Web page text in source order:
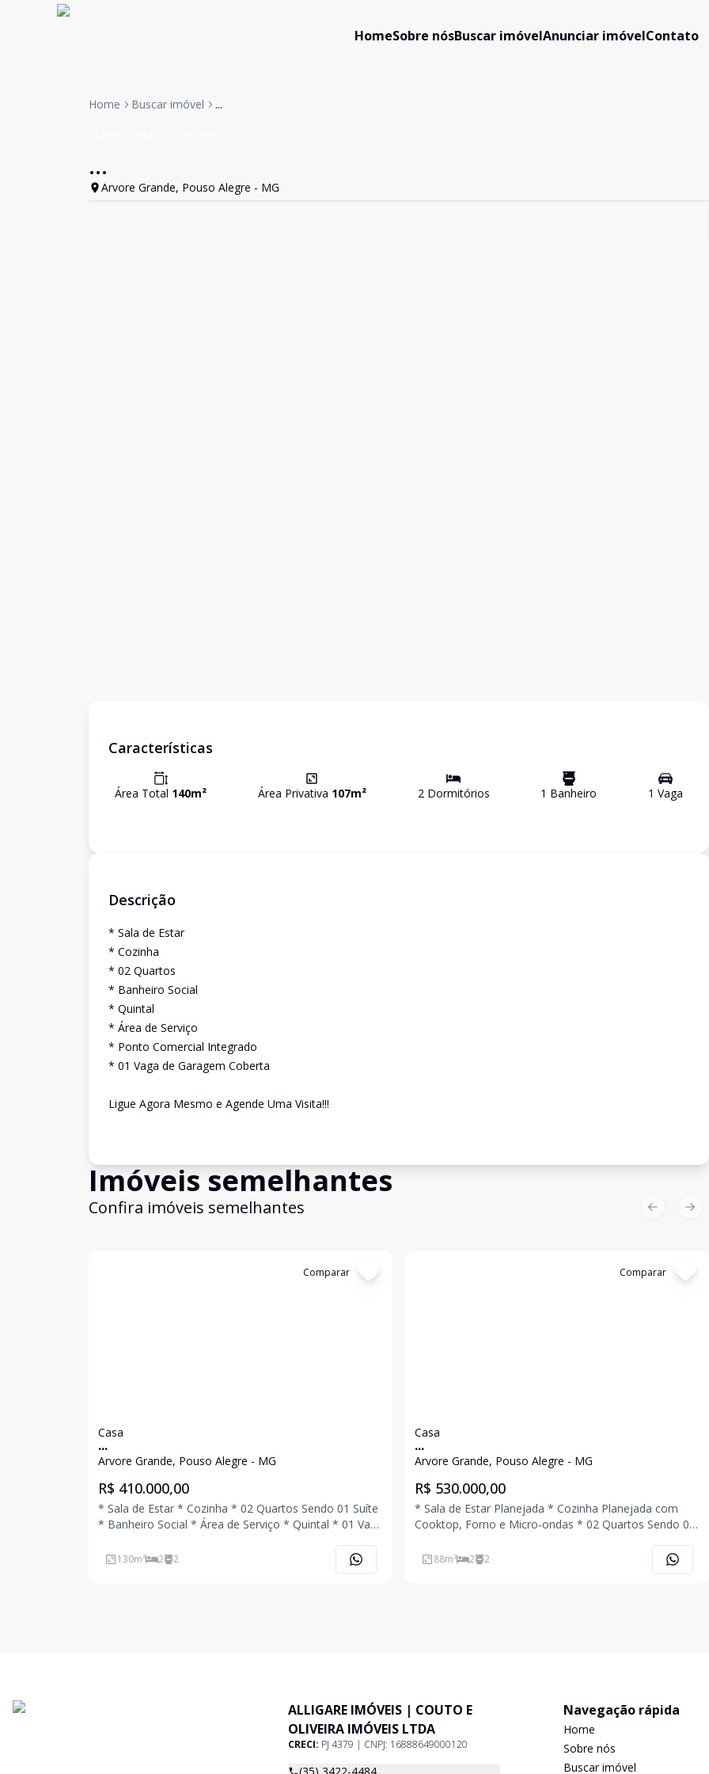
HomeSobre nósBuscar imóvelAnunciar imóvelContato
Home Buscar imóvel ...
...
Arvore Grande, Pouso Alegre - MG
Características
Área Total 140m² Área Privativa 107m² 2Dormitórios 1 Banheiro 1 Vaga
Descrição
* Sala de Estar
* Cozinha
* 02 Quartos
* Banheiro Social
* Quintal
* Área de Serviço
* Ponto Comercial Integrado
* 01 Vaga de Garagem Coberta
Ligue Agora Mesmo e Agende Uma Visita!!!
Imóveis semelhantes
Confira imóveis semelhantes
Comparar
Casa
...
Arvore Grande, Pouso Alegre - MG
R$ 410.000,00
* Sala de Estar * Cozinha * 02 Quartos Sendo 01 Suíte
* Banheiro Social * Área de Serviço * Quintal * 01 Vaga
Uma Visita!!!
130m² 2 2
Comparar
Casa
...
Arvore Grande, Pouso Alegre - MG
R$ 530.000,00
* Sala de Estar Planejada * Cozinha Planejada com
Cooktop, Forno e Micro-ondas * 02 Quartos Sendo 01
Planejado * Quintal * Área Gourmet com
88m² 2 2
Previous
ALLIGARE IMÓVEIS | COUTO E
OLIVEIRA IMÓVEIS LTDA
CRECI: PJ 4379 | CNPJ: 16888649000120
Navegação rápida
Home
Sobre nós
Buscar imóvel